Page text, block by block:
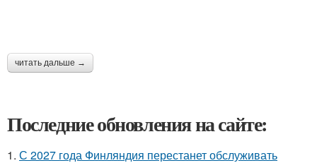
читать дальше →
Последние обновления на сайте:
1. С 2027 года Финляндия перестанет обслуживать